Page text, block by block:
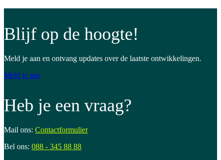
Blijf op de hoogte!
Meld je aan en ontvang updates over de laatste ontwikkelingen.
Meld je aan
Heb je een vraag?
Mail ons: Contactformulier
Bel ons: 088 - 345 88 88